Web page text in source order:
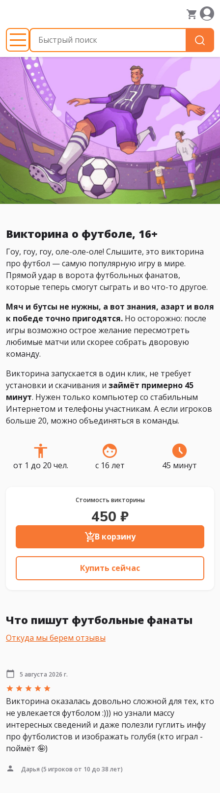
Викторина о футболе, 16+
Гоу, гоу, гоу, оле-оле-оле! Слышите, это викторина
про футбол — самую популярную игру в мире.
Прямой удар в ворота футбольных фанатов,
которые теперь смогут сыграть и во что-то другое.
Мяч и бутсы не нужны, а вот знания, азарт и воля
к победе точно пригодятся. Но осторожно: после
игры возможно острое желание пересмотреть
любимые матчи или скорее собрать дворовую
команду.
Викторина запускается в один клик, не требует
установки и скачивания и займёт примерно 45
минут. Нужен только компьютер со стабильным
Интернетом и телефоны участникам. А если игроков
больше 20, можно объединяться в команды.
от 1 до 20 чел. с 16 лет 45 минут
Стоимость викторины
450 ₽
В корзину
Купить сейчас
Что пишут футбольные фанаты
Откуда мы берем отзывы
5 августа 2026 г.
Викторина оказалась довольно сложной для тех, кто
не увлекается футболом :))) но узнали массу
интересных сведений и даже полезли гуглить инфу
про футболистов и изображать голубя (кто играл -
поймёт 🤪)
Дарья (5 игроков от 10 до 38 лет)